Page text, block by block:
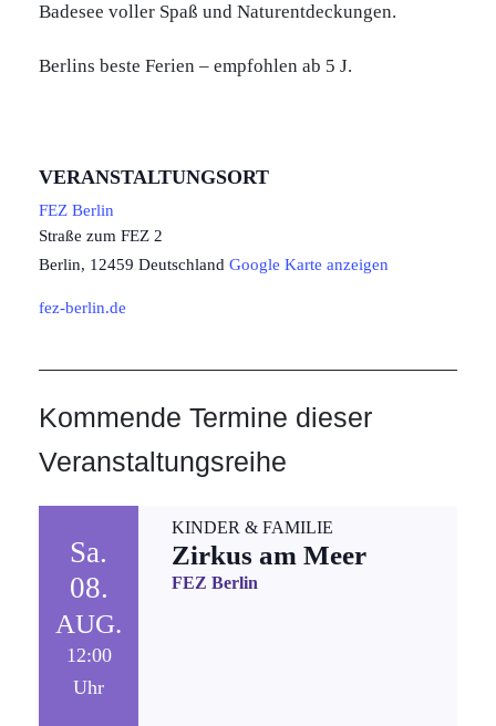
Badesee voller Spaß und Naturentdeckungen.
Berlins beste Ferien – empfohlen ab 5 J.
VERANSTALTUNGSORT
FEZ Berlin
Straße zum FEZ 2
Berlin, 12459 Deutschland Google Karte anzeigen
fez-berlin.de
Kommende Termine dieser
Veranstaltungsreihe
Sa.
08.
AUG.
12:00
Uhr
KINDER & FAMILIE
Zirkus am Meer
FEZ Berlin